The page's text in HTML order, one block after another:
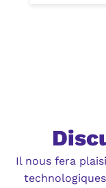
Il nous fera